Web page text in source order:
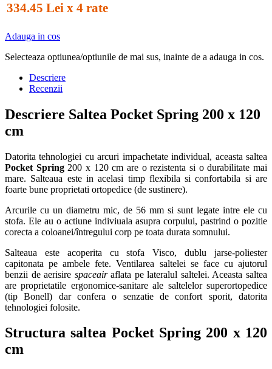
334.45 Lei x 4 rate
Adauga in cos
Selecteaza optiunea/optiunile de mai sus, inainte de a adauga in cos.
Descriere
Recenzii
Descriere Saltea Pocket Spring 200 x 120
cm
Datorita tehnologiei cu arcuri impachetate individual, aceasta saltea
Pocket Spring200 x 120 cm are o rezistenta si o durabilitate mai
mare. Salteaua este in acelasi timp flexibila si confortabila si are
foarte bune proprietati ortopedice (de sustinere).
Arcurile cu un diametru mic, de 56 mm si sunt legate intre ele cu
stofa. Ele au o actiune indiviuala asupra corpului, pastrind o pozitie
corecta a coloanei/întregului corp pe toata durata somnului.
Salteaua este acoperita cu stofa Visco, dublu jarse-poliester
capitonata pe ambele fete. Ventilarea saltelei se face cu ajutorul
benzii de aerisire spaceairaflata pe lateralul saltelei. Aceasta saltea
are proprietatile ergonomice-sanitare ale saltelelor superortopedice
(tip Bonell) dar confera o senzatie de confort sporit, datorita
tehnologiei folosite.
Structura saltea Pocket Spring 200 x 120
cm